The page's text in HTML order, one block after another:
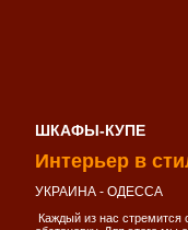
ШКАФЫ-КУПЕ
Интерьер в
УКРАИНА - ОДЕССА
Каждый из нас